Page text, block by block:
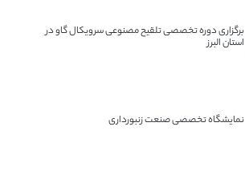
برگزاری دوره تخصصی تلقیح مصنوعی سرویکال گاو در
استان البرز
نمایشگاه تخصصی صنعت زنبورداری